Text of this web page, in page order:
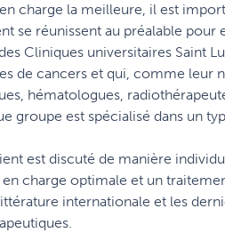
charge la meilleure, il est
se réunissent au préalable pour
des Cliniques universitaires
de cancers et qui, comme leur
hématologues,
groupe est spécialisé dans un
est discuté de manière
charge optimale et un
internationale et les